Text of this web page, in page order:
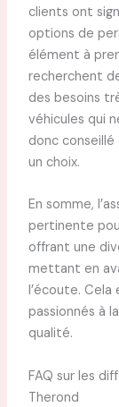
clients ont
options de
élément à
recherchent
des besoins
véhicules qui
donc
un choix.
En somme,
pertinente
offrant une
mettant en
l’écoute.
passionnés à
qualité.
FAQ sur les
Therond